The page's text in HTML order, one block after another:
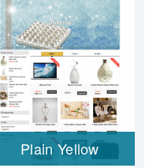
Plain Yellow